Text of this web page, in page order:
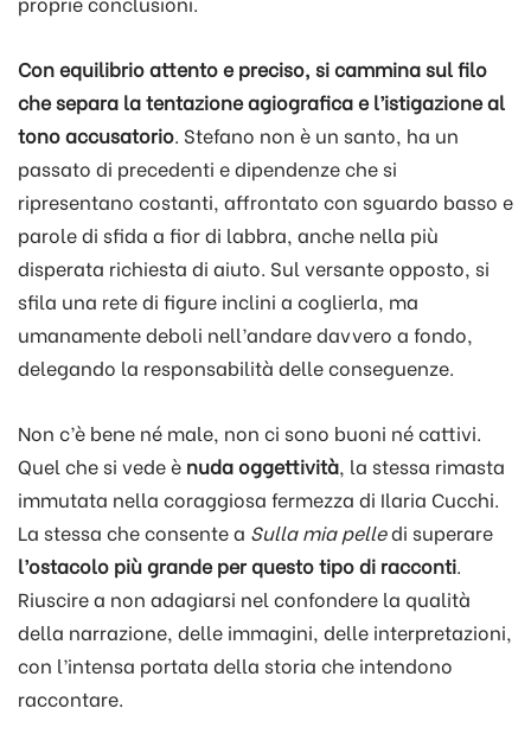
Con equilibrio attento e preciso, si cammina sul filo
che separa la tentazione agiografica e l’istigazione al
tono accusatorio. Stefano non è un santo, ha un
passato di precedenti e dipendenze che si
ripresentano costanti, affrontato con sguardo basso e
parole di sfida a fior di labbra, anche nella più
disperata richiesta di aiuto. Sul versante opposto, si
sfila una rete di figure inclini a coglierla, ma
umanamente deboli nell’andare davvero a fondo,
delegando la responsabilità delle conseguenze.
Non c’è bene né male, non ci sono buoni né cattivi.
Quel che si vede è nuda oggettività, la stessa rimasta
immutata nella coraggiosa fermezza di Ilaria Cucchi.
La stessa che consente a Sulla mia pelledi superare
l’ostacolo più grande per questo tipo di racconti.
Riuscire a non adagiarsi nel confondere la qualità
della narrazione, delle immagini, delle interpretazioni,
con l’intensa portata della storia che intendono
raccontare.